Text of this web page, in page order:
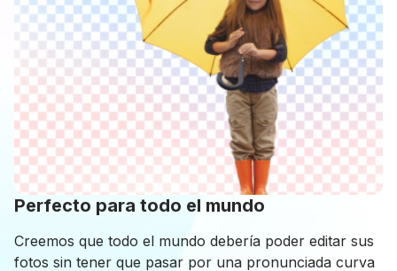
Perfecto para todo el mundo
Creemos que todo el mundo debería poder editar sus
fotos sin tener que pasar por una pronunciada curva